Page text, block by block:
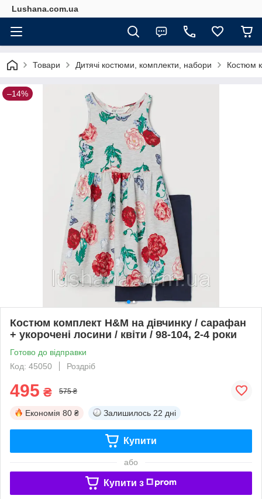
Lushana.com.ua
Товари Дитячі костюми, комплекти, набори Костюм
–14%
Костюм комплект H&M на дівчинку / сарафан
+ укорочені лосини / квіти / 98-104, 2-4 роки
Готово до відправки
Код: 45050
Роздріб
495 ₴ 575 ₴
Економія 80 ₴ Залишилось 22 дні
Купити
або
Купити з